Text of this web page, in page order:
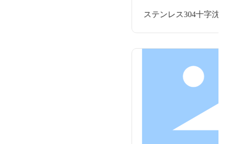
ステンレス304十字沈頭平頭キャップ黒色機械